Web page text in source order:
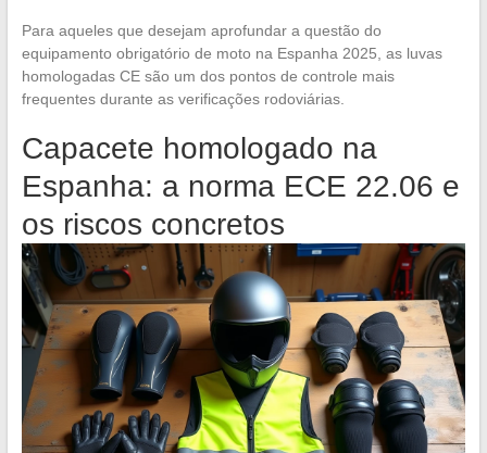
Para aqueles que desejam aprofundar a questão do
equipamento obrigatório de moto na Espanha 2025, as luvas
homologadas CE são um dos pontos de controle mais
frequentes durante as verificações rodoviárias.
Capacete homologado na
Espanha: a norma ECE 22.06 e
os riscos concretos